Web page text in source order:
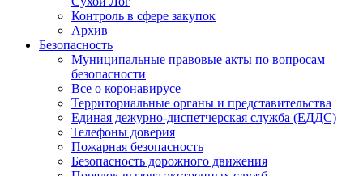
Контроль в сфере закупок
Архив
Безопасность
Муниципальные правовые акты по вопросам
безопасности
Все о коронавирусе
Территориальные органы и представительства
Единая дежурно-диспетчерская служба (ЕДДС)
Телефоны доверия
Пожарная безопасность
Безопасность дорожного движения